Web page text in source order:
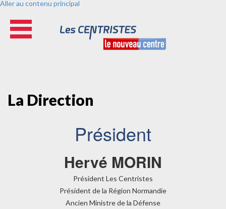
Aller au contenu principal
La Direction
Président
Hervé MORIN
Président Les Centristes
Président de la Région Normandie
Ancien Ministre de la Défense